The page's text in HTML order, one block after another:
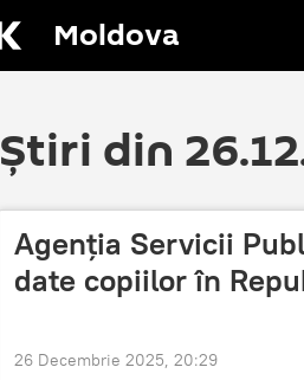
Moldova
Știri din
Agenția Servicii
date copiilor în
26 Decembrie 2025, 20:29